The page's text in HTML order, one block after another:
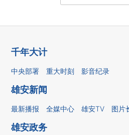
千年大计
中央部署 重大时刻 影音纪录
雄安新闻
最新播报 全媒中心 雄安TV 图片
雄安政务